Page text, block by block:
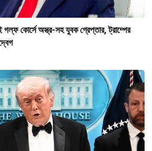
কোর্সে অস্ত্র-সহ যুবক গ্রেপ্তার, ট্রাম্পের